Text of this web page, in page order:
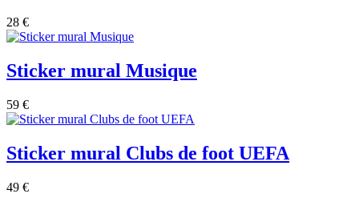
28 €
Sticker mural Musique
59 €
Sticker mural Clubs de foot UEFA
49 €